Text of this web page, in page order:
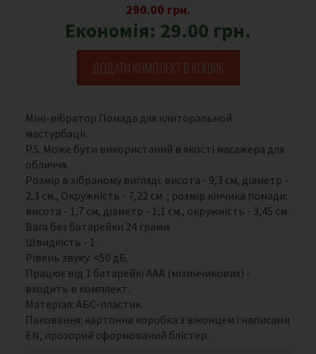
290.00 грн.
Економія: 29.00 грн.
ДОДАТИ КОМПЛЕКТ В КОШИК
Міні-вібратор Помада для клиторальной
мастурбації.
P.S. Може бути використаний в якості масажера для
обличчя.
Розмір в зібраному вигляді: висота - 9,3 см, діаметр -
2,3 см., Окружність - 7,22 см .; розмір кінчика помади:
висота - 1,7 см, діаметр - 1,1 см., окружність - 3,45 см.
Вага без батарейки 24 грами.
Швидкість - 1.
Рівень звуку: <50 дБ.
Працює від 1 батарейкі ААА (мізинчикових) -
входить в комплект.
Матеріал: АБС-пластик.
Паковання: картонна коробка з віконцем і написами
EN, прозорий сформований блістер.